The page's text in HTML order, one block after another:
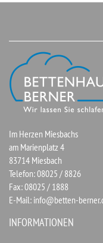
Im Herzen Miesbachs
am Marienplatz 4
83714 Miesbach
Telefon: 08025 / 8826
Fax: 08025 / 1888
E-Mail: info@betten-
INFORMATIONEN